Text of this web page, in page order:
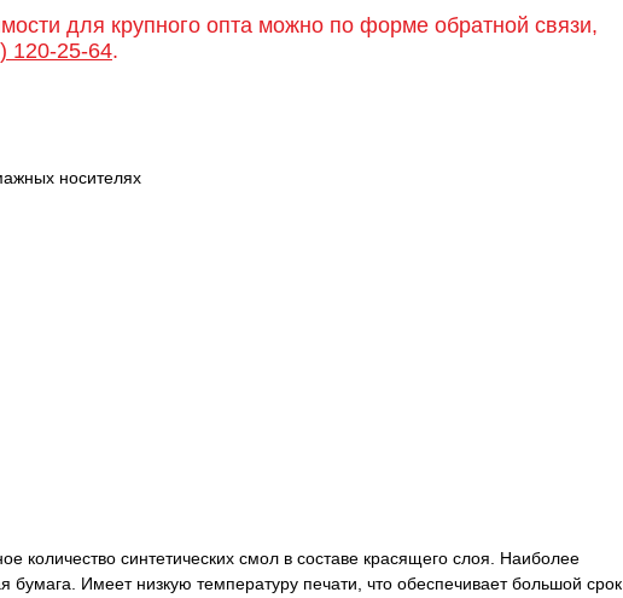
для крупного опта можно по форме обратной связи,
120-25-64.
носителях
синтетических смол в составе красящего слоя. Наиболее
Имеет низкую температуру печати, что обеспечивает большой срок